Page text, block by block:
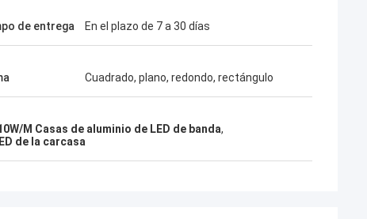
de entrega En el plazo de 7 a 30 días
Cuadrado, plano, redondo, rectángulo
M Casas de aluminio de LED de banda,
de la carcasa